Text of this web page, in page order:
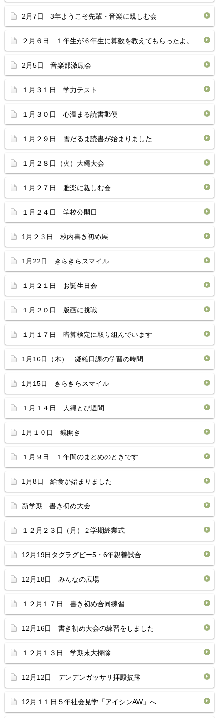
2月7日 3年ようこそ先輩・音楽に親しむ会
２月６日 １年生が６年生に算数を教えてもらったよ。
2月5日 音楽部激励会
１月３１日 学力テスト
１月３０日 心温まる読書郵便
１月２９日 雪だるま読書が始まりました
１月２８日（火）大繩大会
１月２７日 雅楽に親しむ会
１月２４日 学校公開日
1月２３日 校内書き初め展
1月22日 きらきらスマイル
１月２１日 お誕生日会
１月２０日 版画に挑戦
１月１７日 暗算検定に取り組んでいます
1月16日（木） 凝縮日課の学習の時間
1月15日 きらきらスマイル
１月１４日 大縄とび週間
1月１０日 鏡開き
１月９日 １年間のまとめのときです
1月8日 給食が始まりました
新学期 書き初め大会
１２月２３日（月）２学期終業式
12月19日タグラグビー5・6年親善試合
12月18日 みんなの広場
１２月１７日 書き初め合同練習
12月16日 書き初め大会の練習をしました
１２月１３日 学期末大掃除
12月12日 デンデンガッサリ拝殿披露
12月１１日５年社会見学「アイシンAW」へ